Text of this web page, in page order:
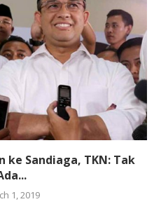
ke Sandiaga, TKN: Tak
1, 2019